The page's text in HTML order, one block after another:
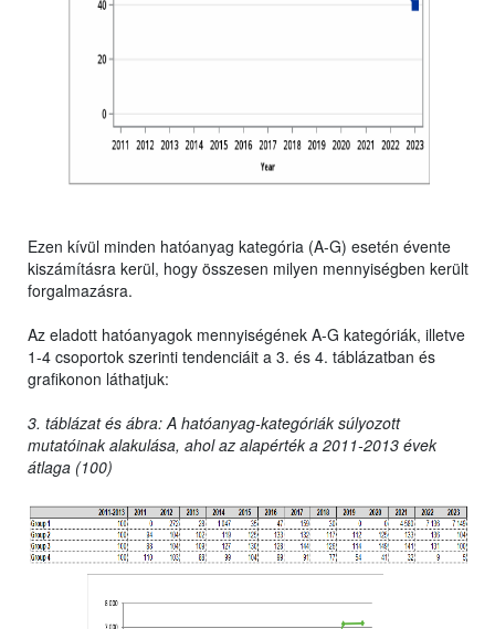
Ezen kívül minden hatóanyag kategória (A-G) esetén évente
kiszámításra kerül, hogy összesen milyen mennyiségben került
forgalmazásra.
Az eladott hatóanyagok mennyiségének A-G kategóriák, illetve
1-4 csoportok szerinti tendenciáit a 3. és 4. táblázatban és
grafikonon láthatjuk:
3. táblázat és ábra: A hatóanyag-kategóriák súlyozott
mutatóinak alakulása, ahol az alapérték a 2011-2013 évek
átlaga (100)